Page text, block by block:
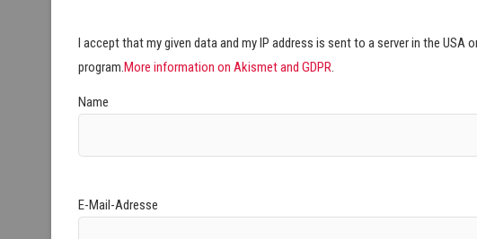
I accept that my given data and my IP address is sent to a server in the
program.More information on Akismet and GDPR.
Name
E-Mail-Adresse